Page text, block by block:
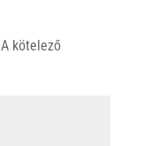
A kötelező